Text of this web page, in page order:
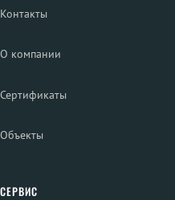
Контакты
О компании
Сертификаты
Объекты
СЕРВИС